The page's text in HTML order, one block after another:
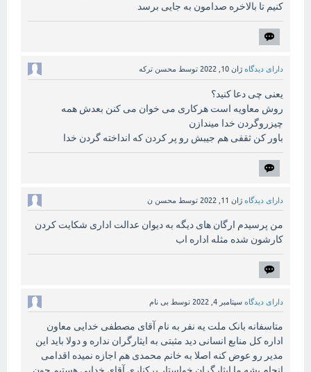
کنیم تا بالاخره صدامون به جایی برسد
دارای دیدگاه ژان 10, 2022 توسط محسن ترکه
یعنی چی دعا کنید؟
روش معاویه است هرکاری می خوان می کنن بعدش همه
چیزروگردن خدا میندازن
باور کن ثقفی هم جیبش رو پر کردن که انداخته گردن خدا
دارای دیدگاه ژان 11, 2022 توسط محسن ن
من پرسیدم ارگان های دیگه به دیوان عدالت اداری شکایت کردن
کارشون شده مثله اداره اب
دارای دیدگاه سپتامبر 4, 2022 توسط بی نام
متاسفانه بانک ملت یه نفر به نام آقای مصطفی خدایی معاون
اداره کل منابع انسانی دید مثبتی به ایثارگران نداره و دولا باید این
مدیر رو عوض کنه اصلا به خانم محمدی هم اجازه نمیده اقدامی